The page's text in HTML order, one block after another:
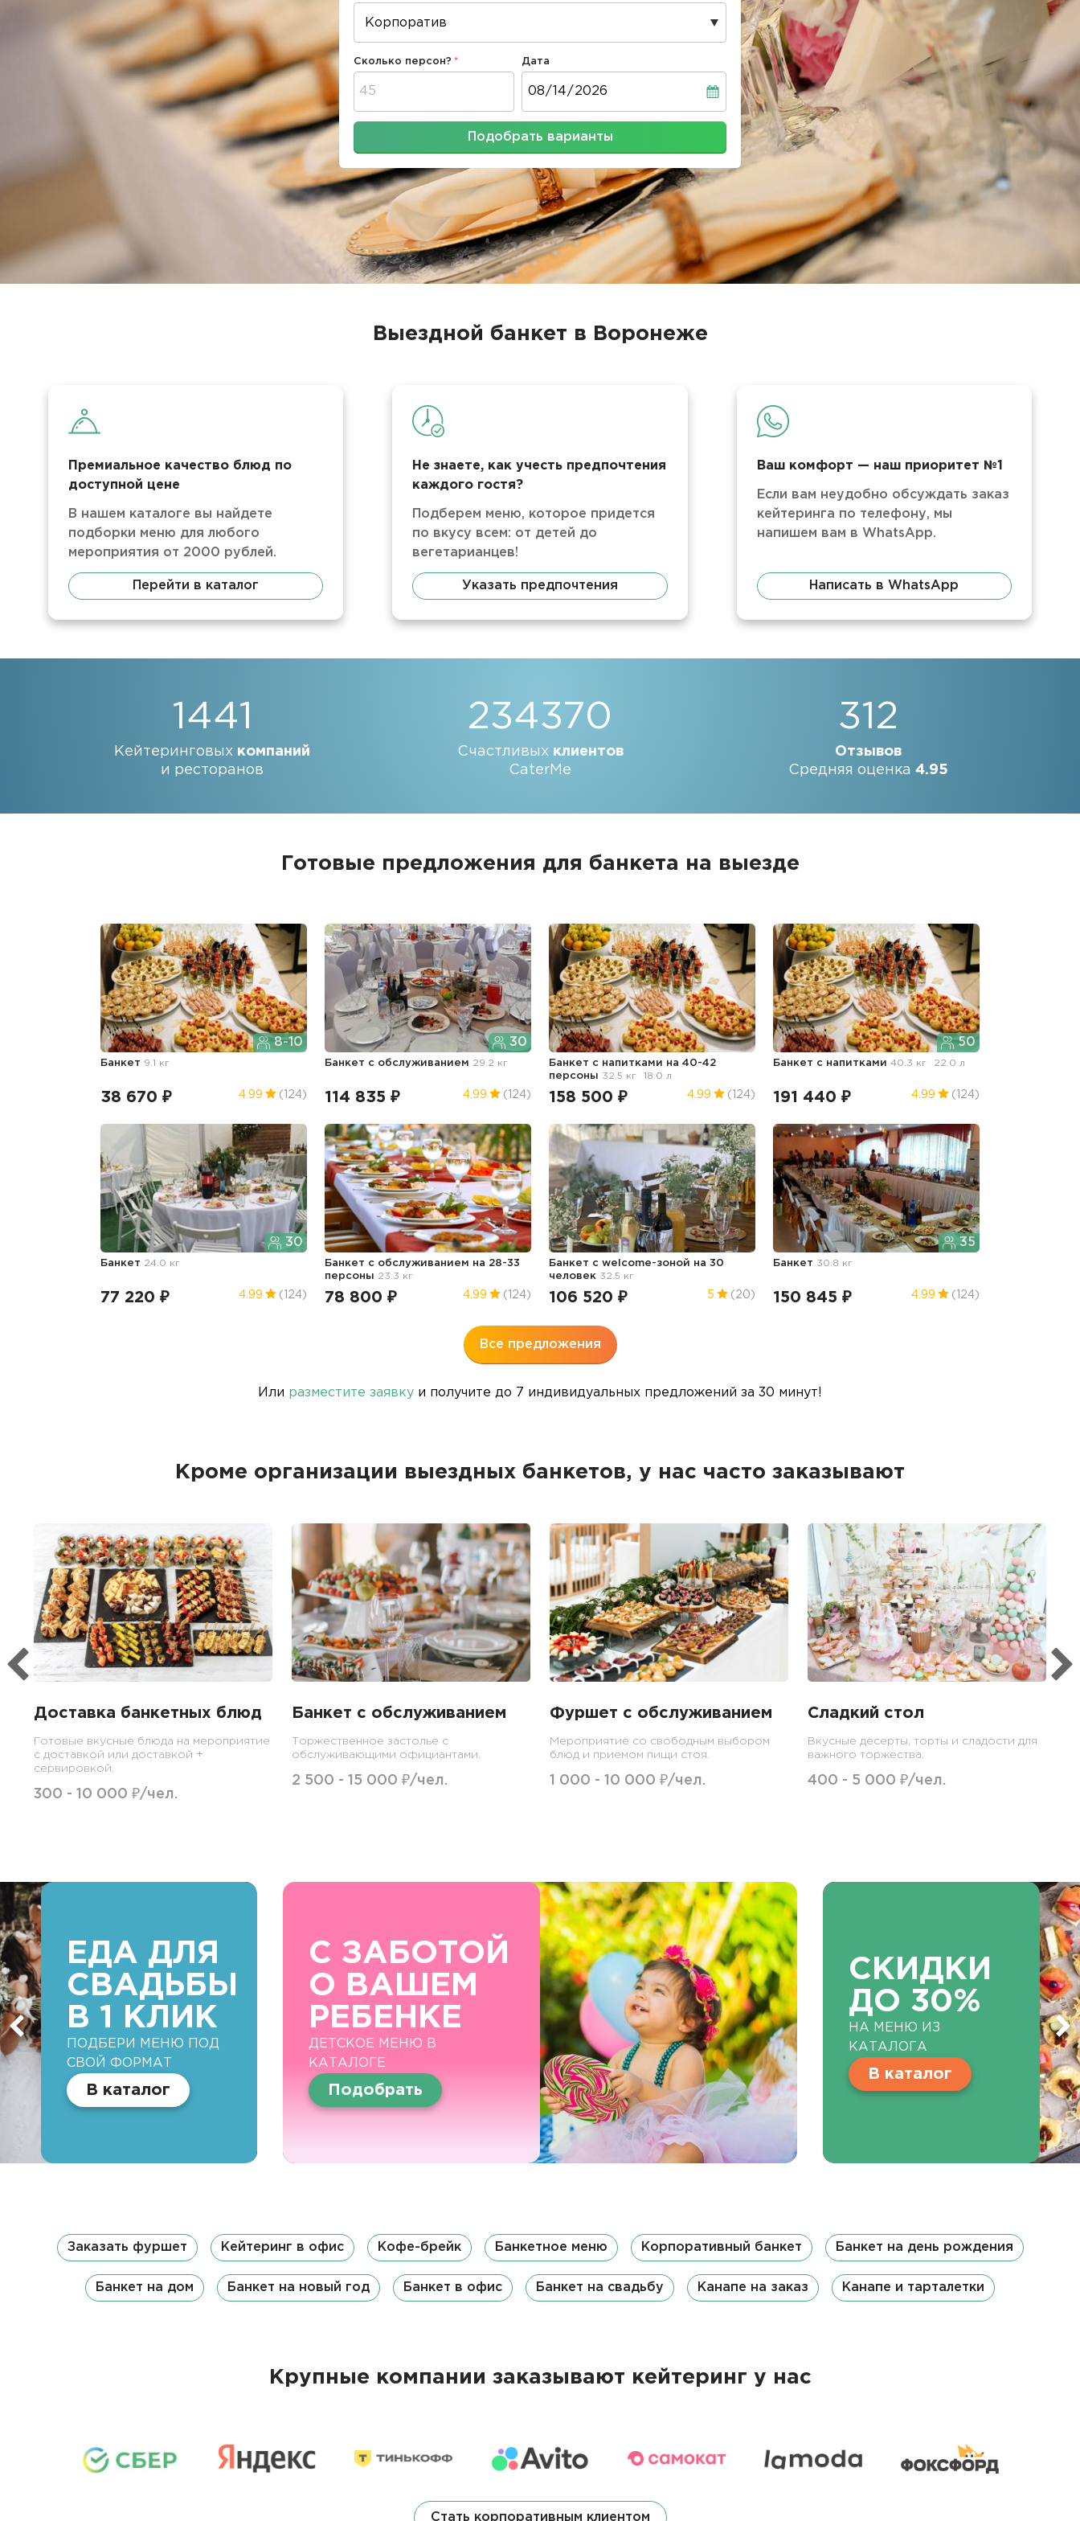
Сколько персон? Дата
Подобрать варианты
Выездной банкет в Воронеже
Премиальное качество блюд по
доступной цене
В нашем каталоге вы найдете
подборки меню для любого
мероприятия от 2000 рублей.
Перейти в каталог
Не знаете, как учесть предпочтения
каждого гостя?
Подберем меню, которое придется
по вкусу всем: от детей до
вегетарианцев!
Указать предпочтения
Ваш комфорт — наш приоритет №1
Если вам неудобно обсуждать заказ
кейтеринга по телефону, мы
напишем вам в WhatsApp.
Написать в WhatsApp
1441
Кейтеринговых компаний
и ресторанов
234370
Счастливых клиентов
CaterMe
312
Отзывов
Средняя оценка 4.95
Готовые предложения для банкета на выезде
8-10
Банкет 9.1 кг
38 670 ₽ 4.99 (124)
30
Банкет с обслуживанием 29.2 кг
114 835 ₽ 4.99 (124)
Банкет с напитками на 40-42
персоны 32.5 кг 18.0 л
158 500 ₽ 4.99 (124)
50
Банкет с напитками40.3 кг 22.0 л
191 440 ₽ 4.99 (124)
30
Банкет 24.0 кг
77 220 ₽ 4.99 (124)
Банкет с обслуживанием на 28-33
персоны 23.3 кг
78 800 ₽ 4.99 (124)
Банкет с welcome-зоной на 30
человек 32.5 кг
106 520 ₽ 5 (20)
35
Банкет 30.8 кг
150 845 ₽ 4.99 (124)
Все предложения
Или разместите заявку и получите до 7 индивидуальных предложений за 30 минут!
Кроме организации выездных банкетов, у нас часто заказывают
Доставка банкетных блюд
Готовые вкусные блюда на мероприятие
с доставкой или доставкой +
сервировкой.
300 - 10 000 ₽/чел.
Банкет с обслуживанием
Торжественное застолье с
обслуживающими официантами.
2 500 - 15 000 ₽/чел.
Фуршет с обслуживанием
Мероприятие со свободным выбором
блюд и приемом пищи стоя.
1 000 - 10 000 ₽/чел.
Сладкий стол
Вкусные десерты, торты и сладости для
важного торжества.
400 - 5 000 ₽/чел.
ЕДА ДЛЯ
СВАДЬБЫ
В 1 КЛИК
ПОДБЕРИ МЕНЮ ПОД
СВОЙ ФОРМАТ
В каталог
С ЗАБОТОЙ
О ВАШЕМ
РЕБЕНКЕ
ДЕТСКОЕ МЕНЮ В
КАТАЛОГЕ
Подобрать
СКИДКИ
ДО 30%
НА МЕНЮ ИЗ
КАТАЛОГА
В каталог
Заказать фуршет Кейтеринг в офис Кофе-брейк Банкетное меню Корпоративный банкет Банкет на день рождения
Банкет на дом Банкет на новый год Банкет в офис Банкет на свадьбу Канапе на заказ Канапе и тарталетки
Крупные компании заказывают кейтеринг у нас
Стать корпоративным клиентом